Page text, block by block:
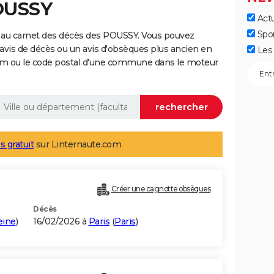
carnet des décès des POUSSY. Vous pouvez
de décès ou un avis d'obsèques plus ancien en
ou le code postal d'une commune dans le moteur
gratuitsur Linternaute.com
Créer une cagnotte obsèques
)
Décès
16/02/2026 à Paris (Paris)